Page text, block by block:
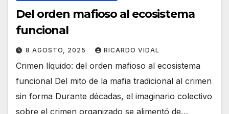
Del orden mafioso al ecosistema
funcional
8 AGOSTO, 2025 RICARDO VIDAL
Crimen líquido: del orden mafioso al ecosistema
funcional Del mito de la mafia tradicional al crimen
sin forma Durante décadas, el imaginario colectivo
sobre el crimen organizado se alimentó de…